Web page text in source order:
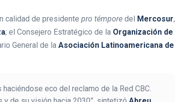
calidad de presidente pro témpore del Mercosur,
; el Consejero Estratégico de la Organización de
General de la Asociación Latinoamericana de
eco del reclamo de la Red CBC.